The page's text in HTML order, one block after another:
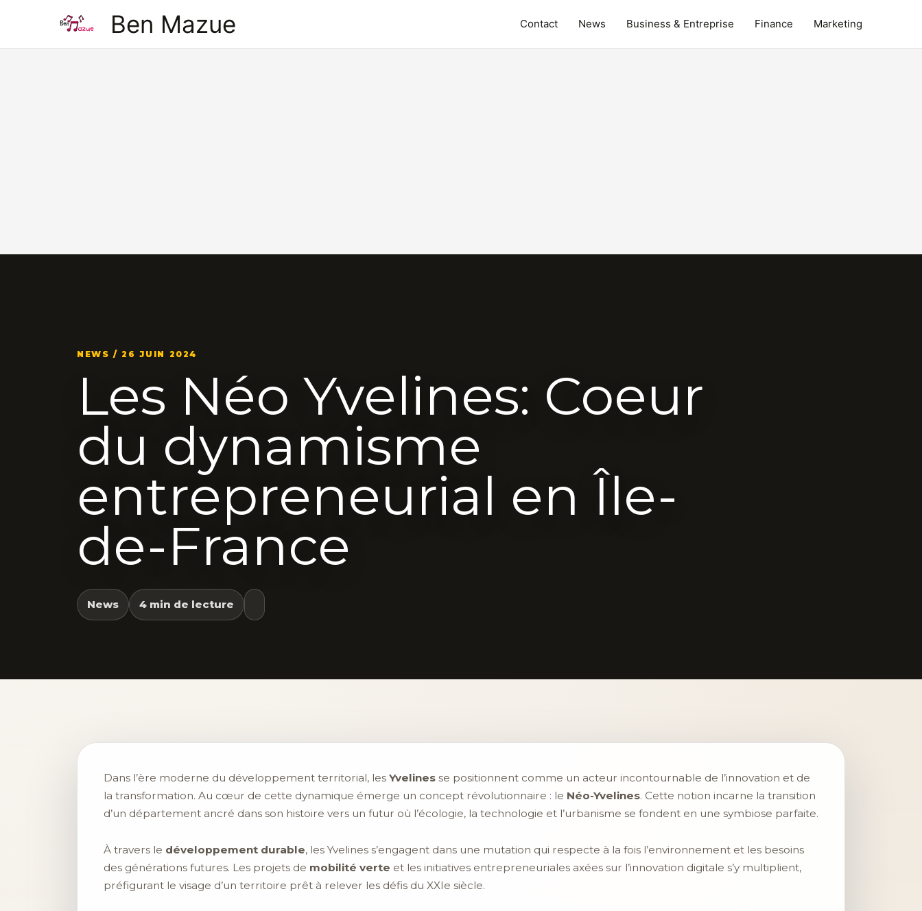
Ben Mazue Contact News Business & Entreprise Finance Marketing
NEWS / 26 JUIN 2024
Les Néo Yvelines: Coeur
du dynamisme
entrepreneurial en Île-
de-France
News 4 min de lecture
Dans l’ère moderne du développement territorial, les Yvelines se positionnent comme un acteur incontournable de l’innovation et de
la transformation. Au cœur de cette dynamique émerge un concept révolutionnaire : le Néo-Yvelines. Cette notion incarne la transition
d’un département ancré dans son histoire vers un futur où l’écologie, la technologie et l’urbanisme se fondent en une symbiose parfaite.
À travers le développement durable, les Yvelines s’engagent dans une mutation qui respecte à la fois l’environnement et les besoins
des générations futures. Les projets de mobilité verte et les initiatives entrepreneuriales axées sur l’innovation digitale s’y multiplient,
préfigurant le visage d’un territoire prêt à relever les défis du XXIe siècle.